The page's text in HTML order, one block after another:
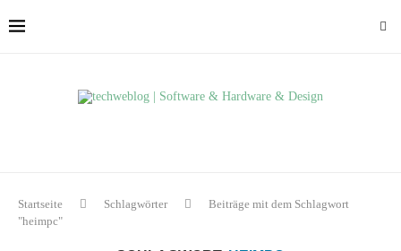
Startseite Schlagwörter
Beiträge mit dem Schlagwort
"heimpc"